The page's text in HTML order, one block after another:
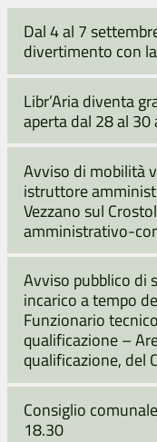
Dal 4 al 7
divertimento con
Libr’Aria diventa
aperta dal 28 al 30
Avviso di mobilità
istruttore
Vezzano sul
amministrativo-
Avviso pubblico di
incarico a tempo
Funzionario
qualificazione –
qualificazione, del
Consiglio
18.30